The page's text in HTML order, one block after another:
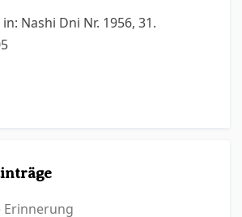
Nashi Dni Nr. 1956, 31.
Erinnerung